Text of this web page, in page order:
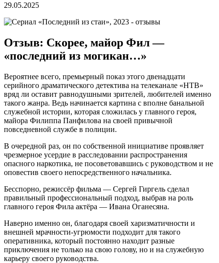
29.05.2025
Отзыв: Скорее, майор Фил —
«последний из могикан…»
Вероятнее всего, премьерный показ этого двенадцати
серийного драматического детектива на телеканале «НТВ»
вряд ли оставит равнодушными зрителей, любителей именно
такого жанра. Ведь начинается картина с вполне банальной
служебной истории, которая сложилась у главного героя,
майора Филиппа Панфилова на своей привычной
повседневной службе в полиции.
В очередной раз, он по собственной инициативе проявляет
чрезмерное усердие в расследовании распространения
опасного наркотика, не посоветовавшись с руководством и не
оповестив своего непосредственного начальника.
Бесспорно, режиссёр фильма — Сергей Гиргель сделал
правильный профессиональный подход, выбрав на роль
главного героя Фила актёра — Ивана Оганесяна.
Наверно именно он, благодаря своей харизматичности и
внешней мрачности-угрюмости подходит для такого
оперативника, который постоянно находит разные
приключения не только на свою голову, но и на служебную
карьеру своего руководства.